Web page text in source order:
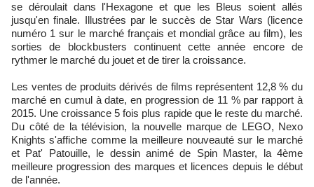
se déroulait dans l'Hexagone et que les Bleus soient allés
jusqu'en finale. Illustrées par le succès de Star Wars (licence
numéro 1 sur le marché français et mondial grâce au film), les
sorties de blockbusters continuent cette année encore de
rythmer le marché du jouet et de tirer la croissance.
Les ventes de produits dérivés de films représentent 12,8 % du
marché en cumul à date, en progression de 11 % par rapport à
2015. Une croissance 5 fois plus rapide que le reste du marché.
Du côté de la télévision, la nouvelle marque de LEGO, Nexo
Knights s'affiche comme la meilleure nouveauté sur le marché
et Pat' Patouille, le dessin animé de Spin Master, la 4ème
meilleure progression des marques et licences depuis le début
de l'année.